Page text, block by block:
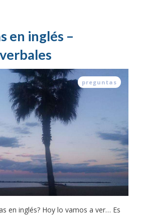
en inglés –
preguntas
en inglés? Hoy lo vamos a ver… Es